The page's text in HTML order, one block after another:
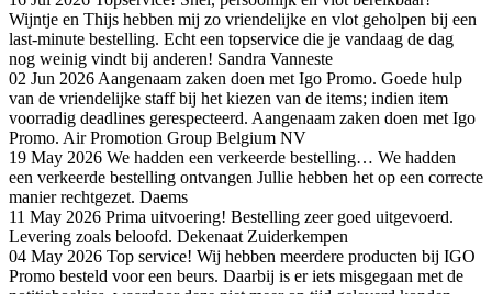
Wijntje en Thijs hebben mij zo vriendelijke en vlot geholpen bij een
last-minute bestelling. Echt een topservice die je vandaag de dag
nog weinig vindt bij anderen! Sandra Vanneste
02 Jun 2026 Aangenaam zaken doen met Igo Promo. Goede hulp
van de vriendelijke staff bij het kiezen van de items; indien item
voorradig deadlines gerespecteerd. Aangenaam zaken doen met Igo
Promo. Air Promotion Group Belgium NV
19 May 2026 We hadden een verkeerde bestelling… We hadden
een verkeerde bestelling ontvangen Jullie hebben het op een correcte
manier rechtgezet. Daems
11 May 2026 Prima uitvoering! Bestelling zeer goed uitgevoerd.
Levering zoals beloofd. Dekenaat Zuiderkempen
04 May 2026 Top service! Wij hebben meerdere producten bij IGO
Promo besteld voor een beurs. Daarbij is er iets misgegaan met de